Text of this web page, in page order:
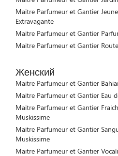
Maitre Parfumeur et Gantier
Extravagante
Maitre Parfumeur et Gantier
Maitre Parfumeur et Gantier
Женский
Maitre Parfumeur et Gantier
Maitre Parfumeur et Gantier Eau
Maitre Parfumeur et Gantier
Muskissime
Maitre Parfumeur et Gantier
Muskissime
Maitre Parfumeur et Gantier